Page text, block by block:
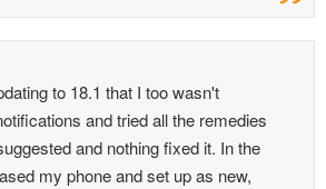
to 18.1 that I too wasn't
and tried all the remedies
and nothing fixed it. In the
my phone and set up as new,